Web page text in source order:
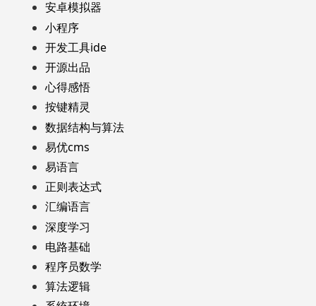
安卓模拟器
小程序
开发工具ide
开源出品
心得感悟
按键精灵
数据结构与算法
易优cms
易语言
正则表达式
汇编语言
深度学习
电路基础
程序员数学
算法逻辑